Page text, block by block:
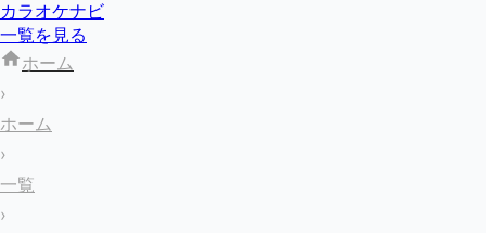
カラオケナビ
一覧を見る
ホーム
›
ホーム
›
一覧
›